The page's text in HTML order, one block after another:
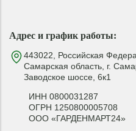
Адрес и график работы:
443022, Российская
Самарская область, г.
Заводское шоссе, 6к1
ИНН 0800031287
ОГРН 1250800005708
ООО «ГАРДЕНМАРТ24»